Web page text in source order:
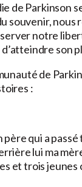
de
souvenir,
notre
son
de
:
qui a
lui ma
et trois